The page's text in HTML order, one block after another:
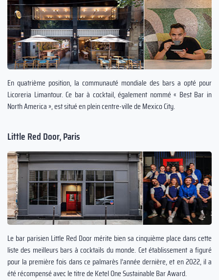
En quatrième position, la communauté mondiale des bars a opté pour
Licoreria Limantour. Ce bar à cocktail, également nommé « Best Bar in
North America », est situé en plein centre-ville de Mexico City.
Little Red Door, Paris
Le bar parisien Little Red Door mérite bien sa cinquième place dans cette
liste des meilleurs bars à cocktails du monde. Cet établissement a figuré
pour la première fois dans ce palmarès l’année dernière, et en 2022, il a
été récompensé avec le titre de Ketel One Sustainable Bar Award.